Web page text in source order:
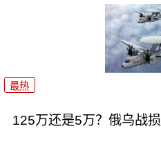
最热
125万还是5万？俄乌战